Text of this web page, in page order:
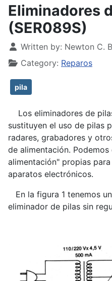
Eliminadores
(SER089S)
Details
Written by: Newton C.
Category: Reparos
pila
Los eliminadores de
sustituyen el uso de pilas
radares, grabadores y
de alimentación.
alimentación" propias
aparatos electrónicos.
En la figura 1 tenemos
eliminador de pilas sin